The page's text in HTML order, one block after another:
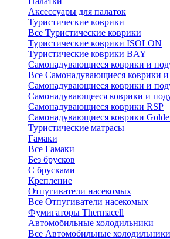
Аксессуары для палаток
Туристические коврики
Все Туристические коврики
Туристические коврики ISOLON
Туристические коврики BAY
Самонадувающиеся коврики и
Все Самонадувающиеся коврики
Самонадувающиеся коврики и
Самонадувающееся коврики и
Самонадувающиеся коврики RSP
Самонадувающиеся коврики
Туристические матрасы
Гамаки
Все Гамаки
Без брусков
С брусками
Крепление
Отпугиватели насекомых
Все Отпугиватели насекомых
Фумигаторы Thermacell
Автомобильные холодильники
Все Автомобильные холодильники